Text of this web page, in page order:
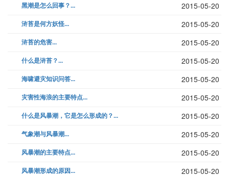
黑潮是怎么回事？... 2015-05-20
浒苔是何方妖怪... 2015-05-20
浒苔的危害... 2015-05-20
什么是浒苔？... 2015-05-20
海啸避灾知识问答... 2015-05-20
灾害性海浪的主要特点... 2015-05-20
什么是风暴潮，它是怎么形成的？... 2015-05-20
气象潮与风暴潮... 2015-05-20
风暴潮的主要特点... 2015-05-20
风暴潮形成的原因... 2015-05-20